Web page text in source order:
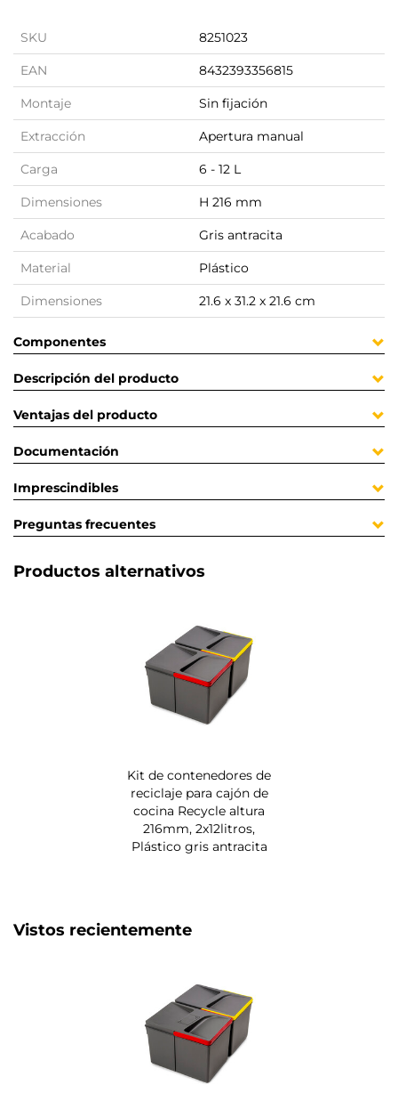
SKU 8251023
EAN 8432393356815
Montaje Sin fijación
Extracción Apertura manual
Carga 6 - 12 L
Dimensiones H 216 mm
Acabado Gris antracita
Material Plástico
Dimensiones 21.6 x 31.2 x 21.6 cm
Componentes
Descripción del producto
Ventajas del producto
Documentación
Imprescindibles
Preguntas frecuentes
Productos alternativos
Kit de contenedores de
reciclaje para cajón de
cocina Recycle altura
216mm, 2x12litros,
Plástico gris antracita
Vistos recientemente